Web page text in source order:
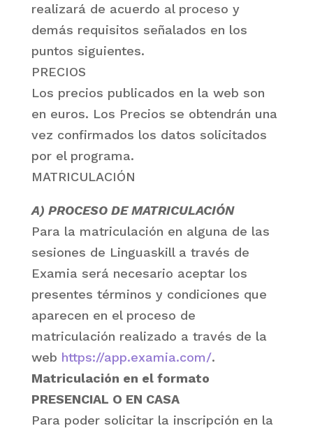
realizará de acuerdo al proceso y
demás requisitos señalados en los
puntos siguientes.
PRECIOS
Los precios publicados en la web son
en euros. Los Precios se obtendrán una
vez confirmados los datos solicitados
por el programa.
MATRICULACIÓN
A) PROCESO DE MATRICULACIÓN
Para la matriculación en alguna de las
sesiones de Linguaskill a través de
Examia será necesario aceptar los
presentes términos y condiciones que
aparecen en el proceso de
matriculación realizado a través de la
web https://app.examia.com/.
Matriculación en el formato
PRESENCIAL O EN CASA
Para poder solicitar la inscripción en la